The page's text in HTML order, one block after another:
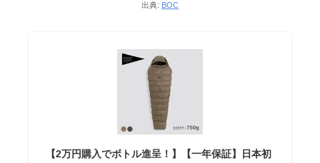
出典: BOC
【2万円購入でボトル進呈！】【一年保証】日本初